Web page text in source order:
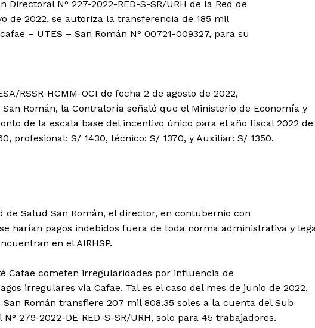
Diario los Andes
Nosotros
N° 227-2022-RED-S-SR/URH de la Red de
de 2022, se autoriza la transferencia de 185 mil
– UTES – San Román N° 00721-009327, para su
RSSR-HCMM-OCI de fecha 2 de agosto de 2022,
Román, la Contraloría señaló que el Ministerio de Economía y
de la escala base del incentivo único para el año fiscal 2022 de
profesional: S/ 1430, técnico: S/ 1370, y Auxiliar: S/ 1350.
de Salud San Román, el director, en contubernio con
harían pagos indebidos fuera de toda norma administrativa y
en el AIRHSP.
Cafae cometen irregularidades por influencia de
irregulares vía Cafae. Tal es el caso del mes de junio de 2022,
Román transfiere 207 mil 808.35 soles a la cuenta del Sub
279-2022-DE-RED-S-SR/URH, solo para 45 trabajadores.